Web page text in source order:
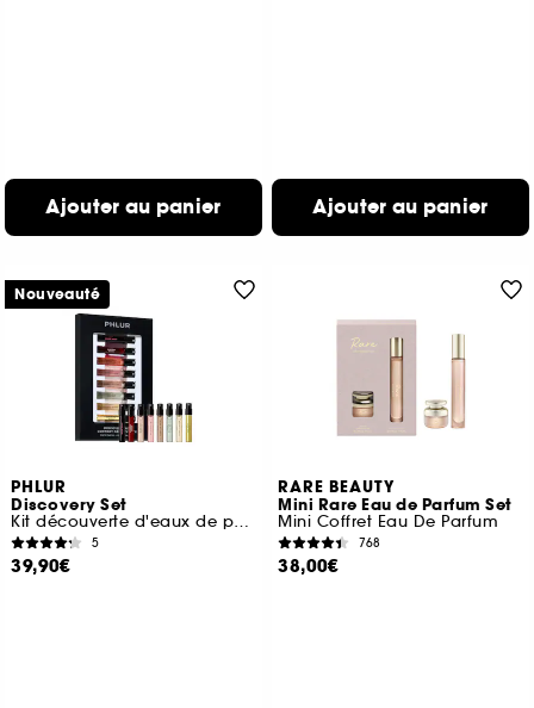
Ajouter au panier Ajouter au panier
PHLUR
Discovery Set
Kit découverte d'eaux de parfum format voyage
5
39,90€
Nouveauté
RARE BEAUTY
Mini Rare Eau de Parfum Set
Mini Coffret Eau De Parfum
768
38,00€